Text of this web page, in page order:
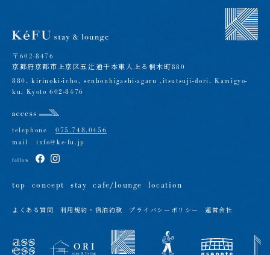
〒602-8476
京都府京都市上京区五辻通千本東入上る桐木町880
880, kirinoki-icho, senbonhigashi-agaru ,itsutsuji-dori, Kamigyo-
ku, Kyoto 602-8476
telephone 075.748.0456
mail info@ke-fu.jp
follow
top concept stay cafe/lounge location
よくある質問 利用規約・宿泊約款 プライバシーポリシー 運営会社